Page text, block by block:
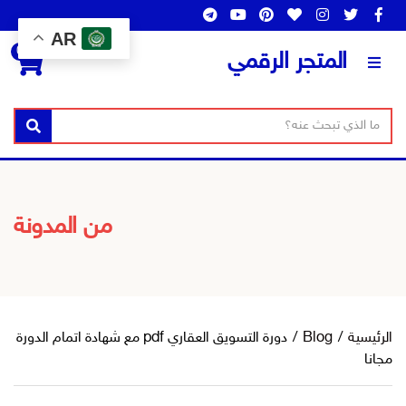
المتجر الرقمي
س
ف
ص
ا
بحث
0
من المدونة
الرئيسية /
Blog
/
دورة التسويق العقاري pdf مع شهادة اتمام الدورة
مجانا
AR